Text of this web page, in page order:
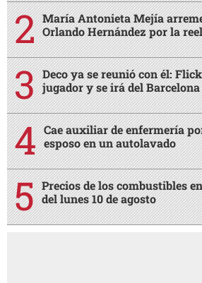
María Antonieta Mejía
Orlando Hernández por la
Deco ya se reunió con él:
jugador y se irá del Barcelona
Cae auxiliar de enfermería
esposo en un autolavado
Precios de los combustibles
del lunes 10 de agosto